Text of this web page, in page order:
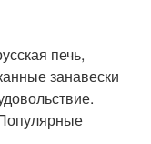
печь,
занавески